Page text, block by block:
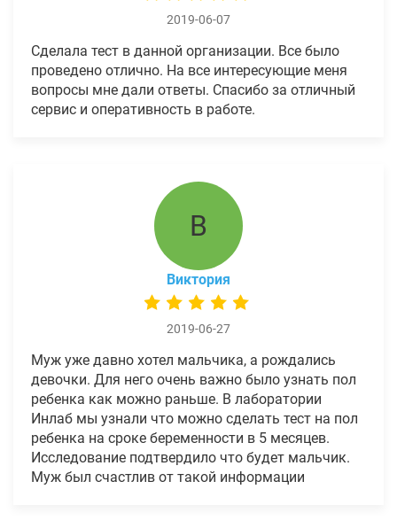
2019-06-07
Сделала тест в данной организации. Все было
проведено отлично. На все интересующие меня
вопросы мне дали ответы. Спасибо за отличный
сервис и оперативность в работе.
В
Виктория
2019-06-27
Муж уже давно хотел мальчика, а рождались
девочки. Для него очень важно было узнать пол
ребенка как можно раньше. В лаборатории
Инлаб мы узнали что можно сделать тест на пол
ребенка на сроке беременности в 5 месяцев.
Исследование подтвердило что будет мальчик.
Муж был счастлив от такой информации